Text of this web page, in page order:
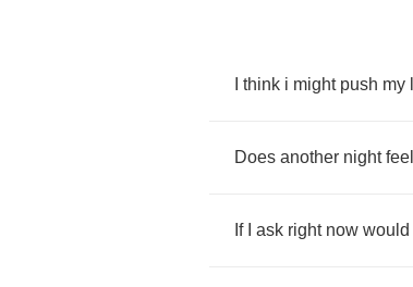
think i might push my
Does another night feel
If ask right now would